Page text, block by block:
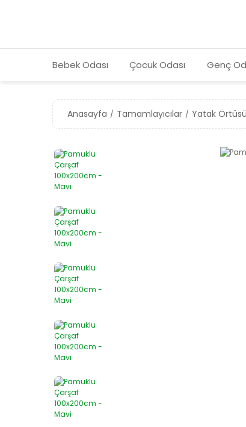
Bebek Odası Çocuk Odası Genç
Anasayfa Tamamlayıcılar Yatak Örtüsü